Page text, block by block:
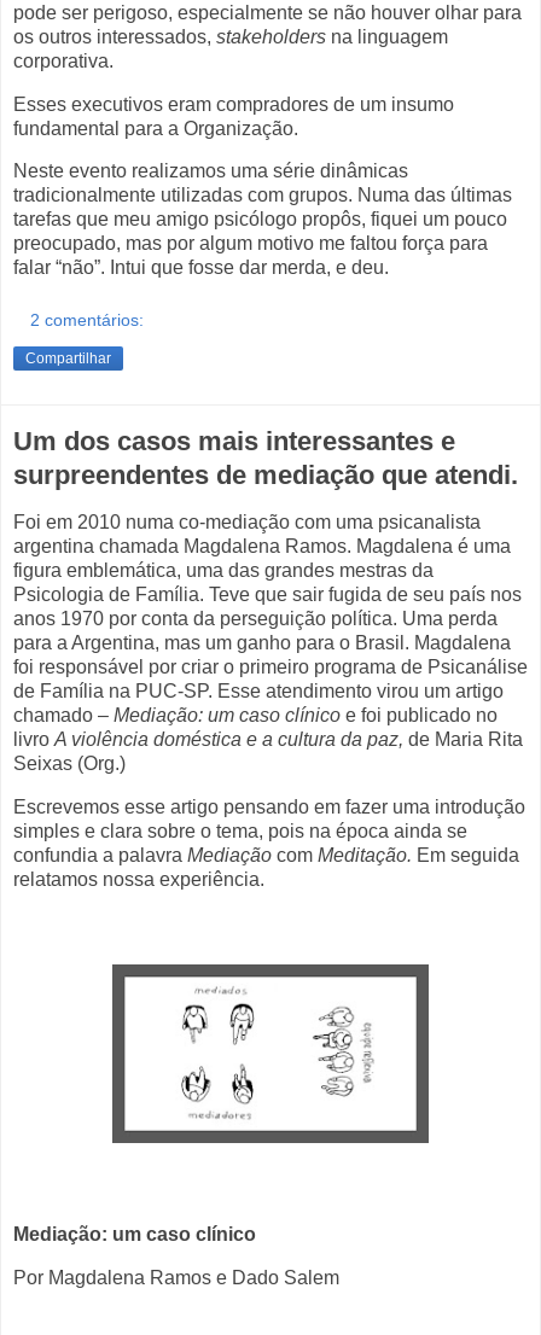
pode ser perigoso, especialmente se não houver olhar para
os outros interessados, stakeholders na linguagem
corporativa.
Esses executivos eram compradores de um insumo
fundamental para a Organização.
Neste evento realizamos uma série dinâmicas
tradicionalmente utilizadas com grupos. Numa das últimas
tarefas que meu amigo psicólogo propôs, fiquei um pouco
preocupado, mas por algum motivo me faltou força para
falar “não”. Intui que fosse dar merda, e deu.
2 comentários:
Compartilhar
Um dos casos mais interessantes e
surpreendentes de mediação que atendi.
Foi em 2010 numa co-mediação com uma psicanalista
argentina chamada Magdalena Ramos. Magdalena é uma
figura emblemática, uma das grandes mestras da
Psicologia de Família. Teve que sair fugida de seu país nos
anos 1970 por conta da perseguição política. Uma perda
para a Argentina, mas um ganho para o Brasil. Magdalena
foi responsável por criar o primeiro programa de Psicanálise
de Família na PUC-SP. Esse atendimento virou um artigo
chamado – Mediação: um caso clínico e foi publicado no
livro A violência doméstica e a cultura da paz, de Maria Rita
Seixas (Org.)
Escrevemos esse artigo pensando em fazer uma introdução
simples e clara sobre o tema, pois na época ainda se
confundia a palavra Mediação com Meditação. Em seguida
relatamos nossa experiência.
Mediação: um caso clínico
Por Magdalena Ramos e Dado Salem